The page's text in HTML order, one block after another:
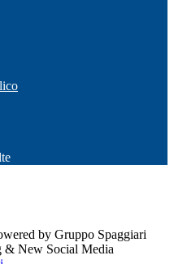
by Gruppo Spaggiari
& New Social Media